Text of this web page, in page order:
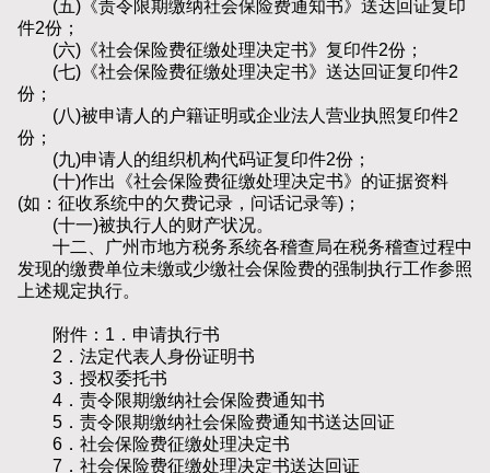
(五)《责令限期缴纳社会保险费通知书》送达回证复印
件2份；
(六)《社会保险费征缴处理决定书》复印件2份；
(七)《社会保险费征缴处理决定书》送达回证复印件2
份；
(八)被申请人的户籍证明或企业法人营业执照复印件2
份；
(九)申请人的组织机构代码证复印件2份；
(十)作出《社会保险费征缴处理决定书》的证据资料
(如：征收系统中的欠费记录，问话记录等)；
(十一)被执行人的财产状况。
十二、广州市地方税务系统各稽查局在税务稽查过程中
发现的缴费单位未缴或少缴社会保险费的强制执行工作参照
上述规定执行。
附件：1．申请执行书
2．法定代表人身份证明书
3．授权委托书
4．责令限期缴纳社会保险费通知书
5．责令限期缴纳社会保险费通知书送达回证
6．社会保险费征缴处理决定书
7．社会保险费征缴处理决定书送达回证